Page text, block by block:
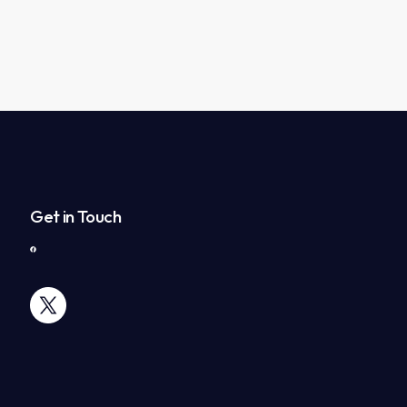
Get in Touch